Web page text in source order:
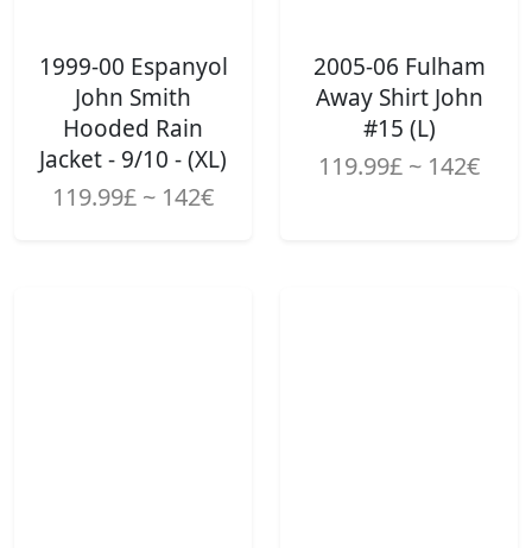
1999-00 Espanyol
John Smith
Hooded Rain
Jacket - 9/10 - (XL)
119.99£ ~ 142€
2005-06 Fulham
Away Shirt John
#15 (L)
119.99£ ~ 142€